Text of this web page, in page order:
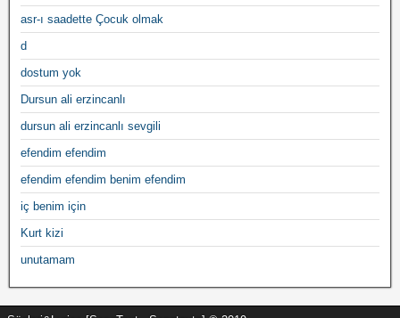
asr-ı saadette Çocuk olmak
d
dostum yok
Dursun ali erzincanlı
dursun ali erzincanlı sevgili
efendim efendim
efendim efendim benim efendim
iç benim için
Kurt kizi
unutamam